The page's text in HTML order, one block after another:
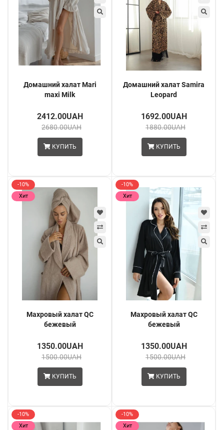
Домашний халат Mari
maxi Milk
2412.00UAH
2680.00UAH
КУПИТЬ
Домашний халат Samira
Leopard
1692.00UAH
1880.00UAH
КУПИТЬ
-10%
Хит
Махровый халат QC
бежевый
1350.00UAH
1500.00UAH
КУПИТЬ
-10%
Хит
Махровый халат QC
бежевый
1350.00UAH
1500.00UAH
КУПИТЬ
-10%
Хит
-10%
Хит